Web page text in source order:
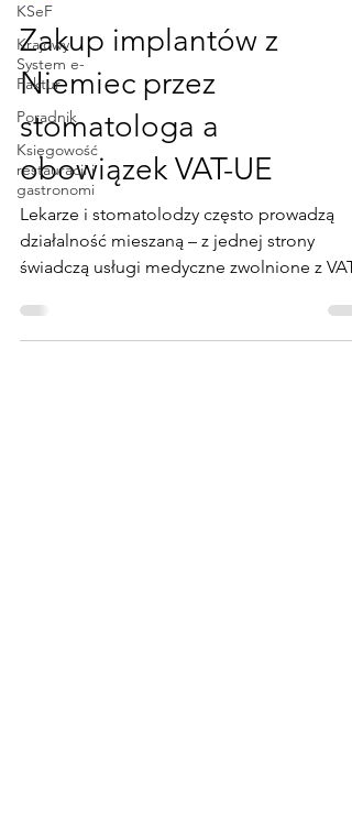
KSeF
Krajowy
System e-
Faktur
Poradnik
Księgowość
restauracji i
gastronomi
3 minut(y) czytania
Zakup implantów z
Niemiec przez
stomatologa a
obowiązek VAT-UE
Lekarze i stomatolodzy często prowadzą
działalność mieszaną – z jednej strony
świadczą usługi medyczne zwolnione z VAT,